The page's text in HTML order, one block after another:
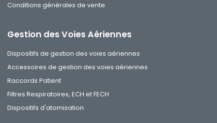
Conditions générales de vente
Gestion des Voies Aériennes
Dispositifs de gestion des voies aériennes
Accessoires de gestion des voies aériennes
Raccords Patient
Filtres Respiratoires, ECH et FECH
Dispositifs d'atomisation